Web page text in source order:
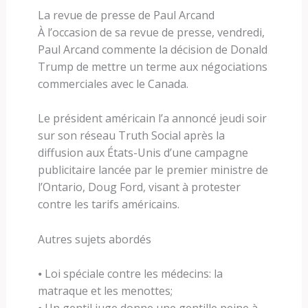
La revue de presse de Paul Arcand
À l’occasion de sa revue de presse, vendredi,
Paul Arcand commente la décision de Donald
Trump de mettre un terme aux négociations
commerciales avec le Canada.
Le président américain l’a annoncé jeudi soir
sur son réseau Truth Social après la
diffusion aux États-Unis d’une campagne
publicitaire lancée par le premier ministre de
l’Ontario, Doug Ford, visant à protester
contre les tarifs américains.
Autres sujets abordés
⦁ Loi spéciale contre les médecins: la
matraque et les menottes;